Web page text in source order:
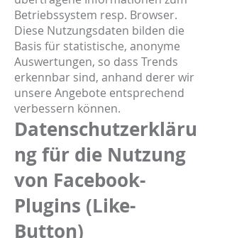
Betriebssystem resp. Browser.
Diese Nutzungsdaten bilden die
Basis für statistische, anonyme
Auswertungen, so dass Trends
erkennbar sind, anhand derer wir
unsere Angebote entsprechend
verbessern können.
Datenschutzerkläru
ng für die Nutzung
von Facebook-
Plugins (Like-
Button)